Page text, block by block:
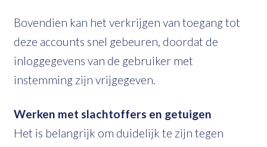
Bovendien kan het verkrijgen van toegang tot
deze accounts snel gebeuren, doordat de
inloggegevens van de gebruiker met
instemming zijn vrijgegeven.
Werken met slachtoffers en getuigen
Het is belangrijk om duidelijk te zijn tegen